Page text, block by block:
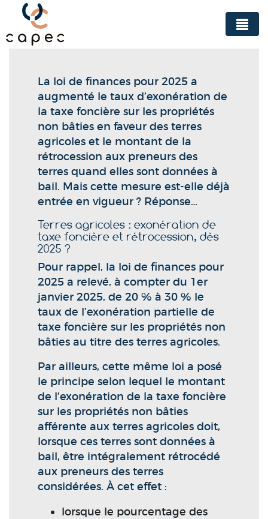
Panneau de gestion des cookies
La loi de finances pour 2025 a
augmenté le taux d’exonération de
la taxe foncière sur les propriétés
non bâties en faveur des terres
agricoles et le montant de la
rétrocession aux preneurs des
terres quand elles sont données à
bail. Mais cette mesure est-elle déjà
entrée en vigueur ? Réponse…
Terres agricoles : exonération de
taxe foncière et rétrocession, dès
2025 ?
Pour rappel, la loi de finances pour
2025 a relevé, à compter du 1er
janvier 2025, de 20 % à 30 % le
taux de l’exonération partielle de
taxe foncière sur les propriétés non
bâties au titre des terres agricoles.
Par ailleurs, cette même loi a posé
le principe selon lequel le montant
de l’exonération de la taxe foncière
sur les propriétés non bâties
afférente aux terres agricoles doit,
lorsque ces terres sont données à
bail, être intégralement rétrocédé
aux preneurs des terres
considérées. À cet effet :
lorsque le pourcentage des